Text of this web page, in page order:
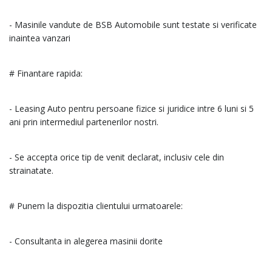
- Masinile vandute de BSB Automobile sunt testate si verificate
inaintea vanzari
# Finantare rapida:
- Leasing Auto pentru persoane fizice si juridice intre 6 luni si 5
ani prin intermediul partenerilor nostri.
- Se accepta orice tip de venit declarat, inclusiv cele din
strainatate.
# Punem la dispozitia clientului urmatoarele:
- Consultanta in alegerea masinii dorite